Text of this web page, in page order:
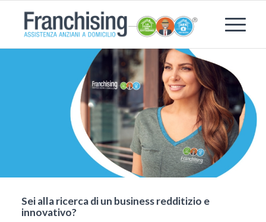
Sei alla ricerca di un business redditizio e
innovativo?